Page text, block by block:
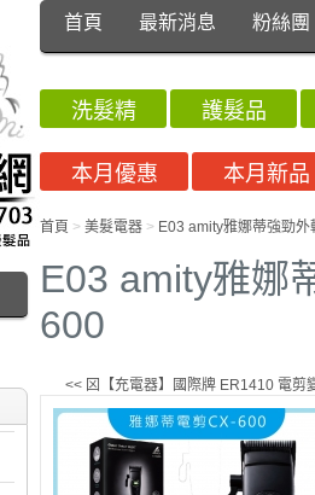
首頁 最新消息 粉絲團
洗髮精
護髮品
本月優惠
本月新品
首頁 > 美髮電器 > E03 amity雅娜蒂強勁
E03 amity雅娜
600
<< 龱【充電器】國際牌 ER1410 電剪